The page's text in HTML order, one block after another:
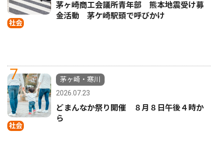
社会
茅ヶ崎商工会議所青年部 熊本地震受け募
金活動 茅ケ崎駅頭で呼びかけ
7
社会
茅ヶ崎・寒川
2026.07.23
どまんなか祭り開催 ８月８日午後４時か
ら